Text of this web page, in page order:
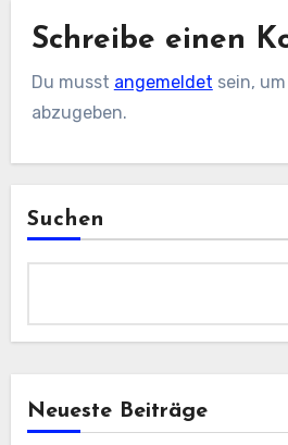
Schreibe einen
Du musst angemeldet sein,
abzugeben.
Suchen
Neueste Beiträge